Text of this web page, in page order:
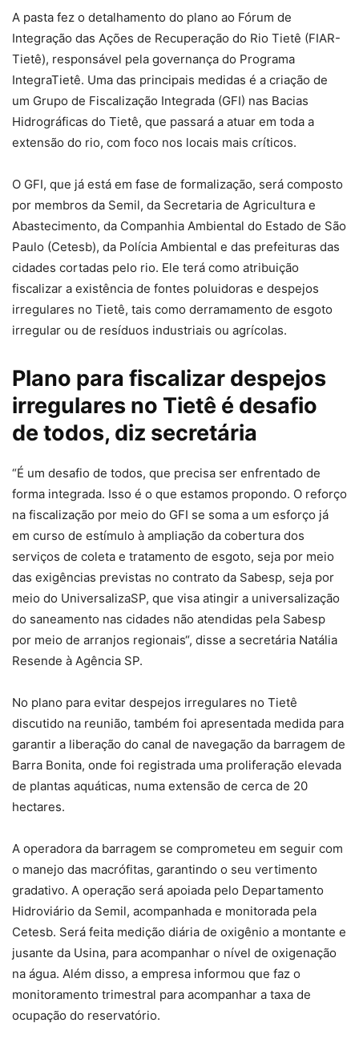
A pasta fez o detalhamento do plano ao Fórum de
Integração das Ações de Recuperação do Rio Tietê (FIAR-
Tietê), responsável pela governança do Programa
IntegraTietê. Uma das principais medidas é a criação de
um Grupo de Fiscalização Integrada (GFI) nas Bacias
Hidrográficas do Tietê, que passará a atuar em toda a
extensão do rio, com foco nos locais mais críticos.
O GFI, que já está em fase de formalização, será composto
por membros da Semil, da Secretaria de Agricultura e
Abastecimento, da Companhia Ambiental do Estado de São
Paulo (Cetesb), da Polícia Ambiental e das prefeituras das
cidades cortadas pelo rio. Ele terá como atribuição
fiscalizar a existência de fontes poluidoras e despejos
irregulares no Tietê, tais como derramamento de esgoto
irregular ou de resíduos industriais ou agrícolas.
Plano para fiscalizar despejos
irregulares no Tietê é desafio
de todos, diz secretária
“É um desafio de todos, que precisa ser enfrentado de
forma integrada. Isso é o que estamos propondo. O reforço
na fiscalização por meio do GFI se soma a um esforço já
em curso de estímulo à ampliação da cobertura dos
serviços de coleta e tratamento de esgoto, seja por meio
das exigências previstas no contrato da Sabesp, seja por
meio do UniversalizaSP, que visa atingir a universalização
do saneamento nas cidades não atendidas pela Sabesp
por meio de arranjos regionais“, disse a secretária Natália
Resende à Agência SP.
No plano para evitar despejos irregulares no Tietê
discutido na reunião, também foi apresentada medida para
garantir a liberação do canal de navegação da barragem de
Barra Bonita, onde foi registrada uma proliferação elevada
de plantas aquáticas, numa extensão de cerca de 20
hectares.
A operadora da barragem se comprometeu em seguir com
o manejo das macrófitas, garantindo o seu vertimento
gradativo. A operação será apoiada pelo Departamento
Hidroviário da Semil, acompanhada e monitorada pela
Cetesb. Será feita medição diária de oxigênio a montante e
jusante da Usina, para acompanhar o nível de oxigenação
na água. Além disso, a empresa informou que faz o
monitoramento trimestral para acompanhar a taxa de
ocupação do reservatório.